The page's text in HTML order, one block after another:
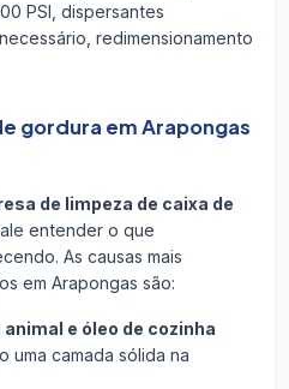
PSI, dispersantes
redimensionamento
gordura em Arapongas
de limpeza de caixa de
entender o que
As causas mais
em Arapongas são:
e óleo de cozinha
uma camada sólida na